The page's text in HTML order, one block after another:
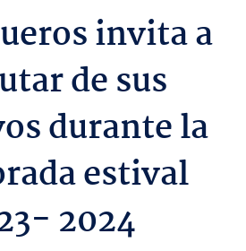
invita a
de sus
durante la
estival
2024